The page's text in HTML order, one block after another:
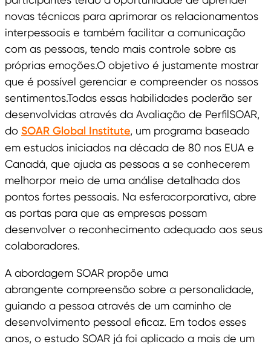
novas técnicas para aprimorar os relacionamentos
interpessoais e também facilitar a comunicação
com as pessoas, tendo mais controle sobre as
próprias emoções.O objetivo é justamente mostrar
que é possível gerenciar e compreender os nossos
sentimentos.Todas essas habilidades poderão ser
desenvolvidas através da Avaliação de PerfilSOAR,
do SOAR Global Institute, um programa baseado
em estudos iniciados na década de 80 nos EUA e
Canadá, que ajuda as pessoas a se conhecerem
melhorpor meio de uma análise detalhada dos
pontos fortes pessoais. Na esferacorporativa, abre
as portas para que as empresas possam
desenvolver o reconhecimento adequado aos seus
colaboradores.
A abordagem SOAR propõe uma
abrangente compreensão sobre a personalidade,
guiando a pessoa através de um caminho de
desenvolvimento pessoal eficaz. Em todos esses
anos, o estudo SOAR já foi aplicado a mais de um